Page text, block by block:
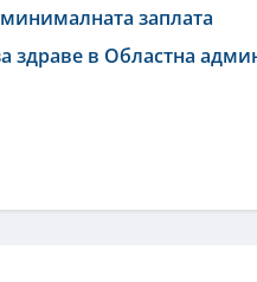
заплата
здраве в Областна